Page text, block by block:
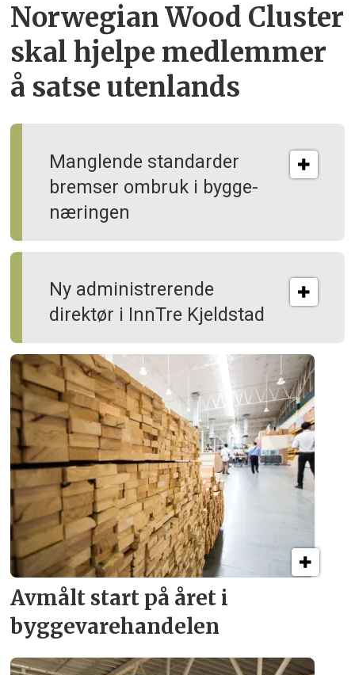
Norwegian Wood Cluster
skal hjelpe medlemmer
å satse utenlands
Manglende standarder
bremser ombruk i bygge­
næringen
Ny administrerende
direktør i InnTre Kjeldstad
Avmålt start på året i
byggevare­handelen